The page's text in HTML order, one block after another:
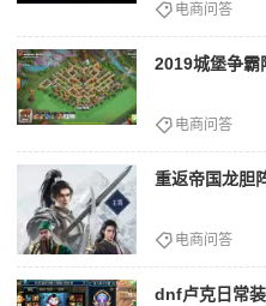
电商问答
2019城堡争霸
电商问答
重返帝国龙胆
电商问答
dnf卢克日常